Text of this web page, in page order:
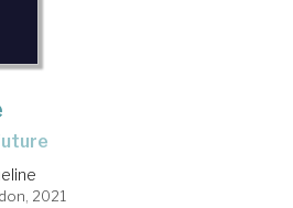
2021